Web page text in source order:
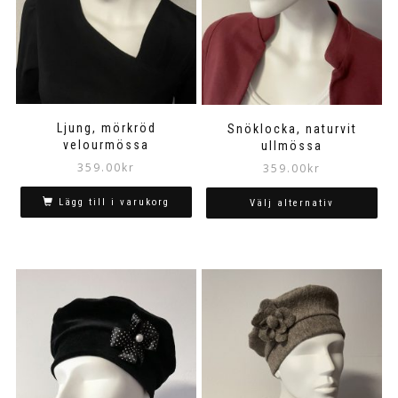
produktsidan
Ljung, mörkröd
velourmössa
359.00kr
Lägg till i varukorg
Snöklocka, naturvit
ullmössa
359.00kr
Välj alternativ
produkten
har
flera
varianter.
De
olika
alternativen
kan